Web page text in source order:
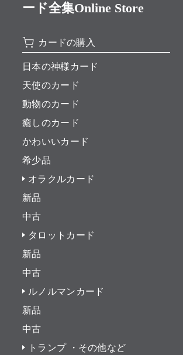
ード全集Online Store
カードの購入
日本の神様カード
天使のカード
動物のカード
癒しのカード
かわいいカード
希少品
オラクルカード
新品
中古
タロットカード
新品
中古
ルノルマンカード
新品
中古
トランプ ・その他など